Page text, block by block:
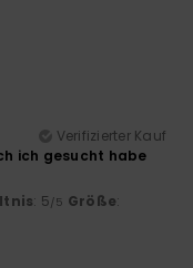
Verifizierter Kauf
ich gesucht habe
: 5/5 Größe: